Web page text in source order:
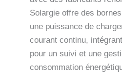
Solargie offre des
une puissance de
courant continu,
pour un suivi et une
consommation